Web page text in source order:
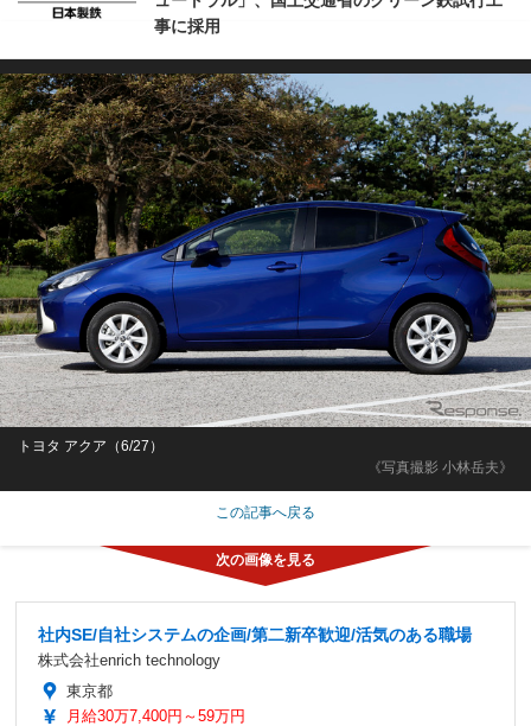
事に採用
《写真撮影 小林岳夫》
トヨタ アクア（6/27）
この記事へ戻る
社内SE/自社システムの企画/第二新卒歓迎/活気のある職場
株式会社enrich technology
東京都
月給30万7,400円～59万円